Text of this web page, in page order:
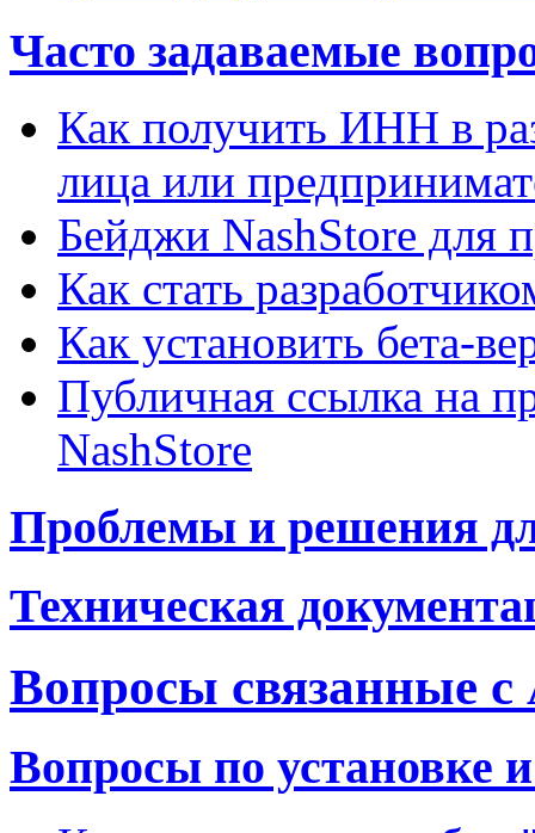
Часто задаваемые
Как получить ИНН в
лица или
Бейджи NashStore для
Как стать
Как установить бета-
Публичная ссылка на
NashStore
Проблемы и решения
Техническая
Вопросы связанные
Вопросы по установке